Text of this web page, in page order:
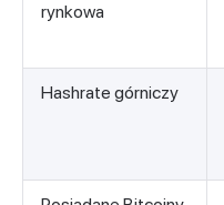
rynkowa
Hashrate górniczy